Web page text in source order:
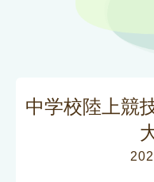
中学校陸上競